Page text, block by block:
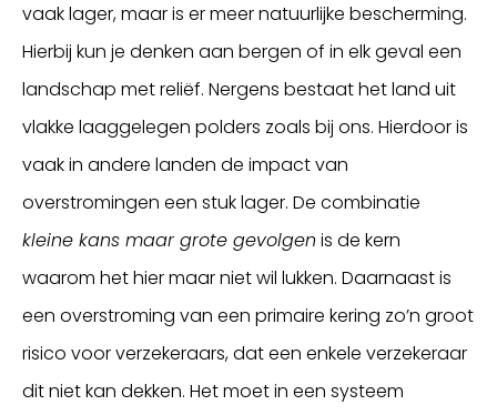
vaak lager, maar is er meer natuurlijke bescherming.
Hierbij kun je denken aan bergen of in elk geval een
landschap met reliëf. Nergens bestaat het land uit
vlakke laaggelegen polders zoals bij ons. Hierdoor is
vaak in andere landen de impact van
overstromingen een stuk lager. De combinatie
kleine kans maar grote gevolgen is de kern
waarom het hier maar niet wil lukken. Daarnaast is
een overstroming van een primaire kering zo’n groot
risico voor verzekeraars, dat een enkele verzekeraar
dit niet kan dekken. Het moet in een systeem